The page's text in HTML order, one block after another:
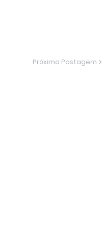
Próxima Postagem